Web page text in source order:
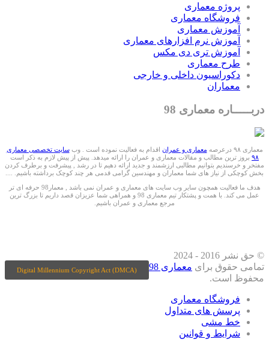
پروژه معماری
فروشگاه معماری
آموزش معماری
آموزش نرم افزارهای معماری
آموزش تری دی مکس
طرح معماری
دکوراسیون داخلی و خارجی
معماران
دربـــــاره معماری 98
معماری ۹۸ درعرصه معماری و عمران اقدام به فعالیت نموده است . وبسایت تخصصی معماری
۹۸ بروز ترین مطالب و مقالات معماری و عمران را ارائه میدهد. پیش از پیش لازم به ذکر است
مفتخر و خرسندیم بتوانیم مطالبی ارزشمند و جدید ارائه دهیم تا در رشد , پیشرفت و برطرف کردن
بخش کوچکی از نیاز های شما معماران و مهندسین گرامی قدمی هر چند کوچک برداشته باشیم. ....
هدف ما فعالیت همچون سایر وب سایت های معماری و عمران نمی باشد , معمار98 حرفه ای تر
عمل می کند. با همت و پشتکار تیم معماری 98 و همراهی شما عزیزان قصد داریم تا بزرگ ترین
مرجع معماری و عمران باشیم.
Digital Millennium Copyright Act (DMCA)
© حق نشر 2016 - 2024
تمامی حقوق برای معماری 98
محفوظ است.
فروشگاه معماری
پرسش های متداول
خط مشی
شرایط و قوانین